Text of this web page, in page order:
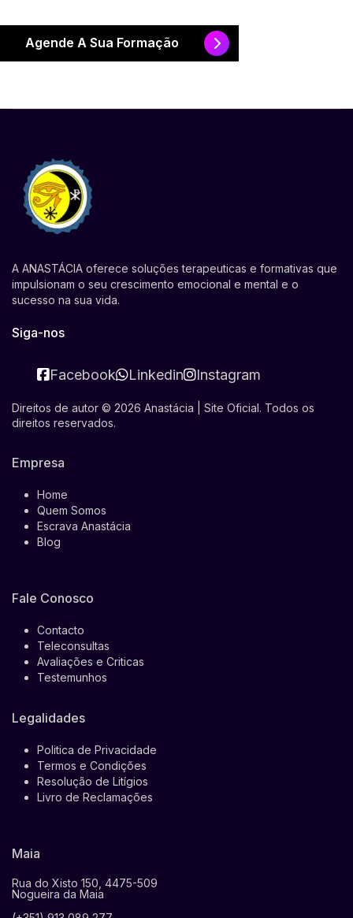
Agende A Sua Formação
A ANASTÁCIA oferece soluções terapeuticas e formativas que
impulsionam o seu crescimento emocional e mental e o
sucesso na sua vida.
Siga-nos
Facebook Linkedin Instagram
Direitos de autor © 2026 Anastácia | Site Oficial. Todos os
direitos reservados.
Empresa
Home
Quem Somos
Escrava Anastácia
Blog
Fale Conosco
Contacto
Teleconsultas
Avaliações e Criticas
Testemunhos
Legalidades
Politica de Privacidade
Termos e Condições
Resolução de Litígios
Livro de Reclamações
Maia
Rua do Xisto 150, 4475-509
Nogueira da Maia